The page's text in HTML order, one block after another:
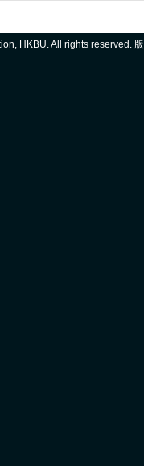
HKBU. All rights reserved.